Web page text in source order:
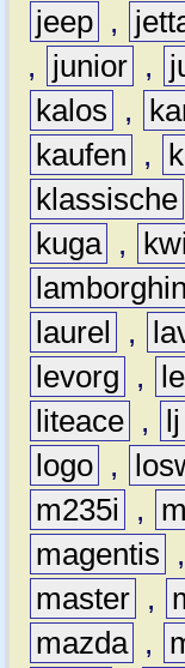
jeep ,
,
junior ,
kalos
,
kaufen
,
klassische
kuga ,
laurel
,
levorg
,
liteace , lj
logo ,
m235i
,
magentis
,
master ,
mazda ,